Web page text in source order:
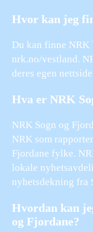
Hvor kan jeg
Du kan finne NRK
nrk.no/vestland.
deres egen
Hva er NRK
NRK Sogn og
NRK som
Fjordane fylke.
lokale
nyhetsdekning fra
Hvordan kan
og Fjordane?